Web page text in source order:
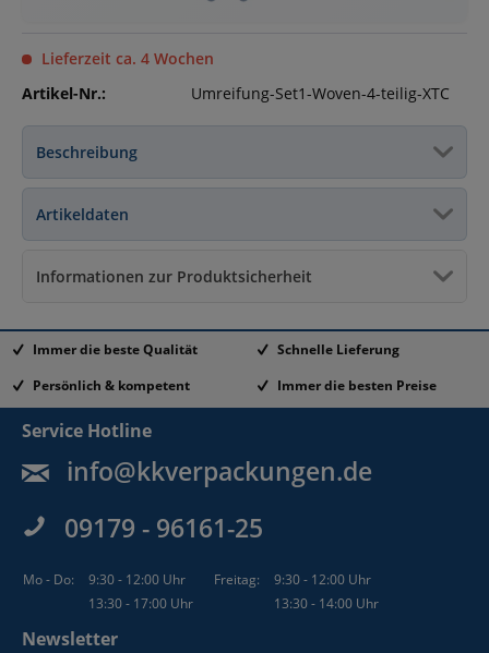
Lieferzeit ca. 4 Wochen
Artikel-Nr.:
Umreifung-Set1-Woven-4-teilig-XTC
Beschreibung
Artikeldaten
Informationen zur Produktsicherheit
Immer die beste Qualität
Schnelle Lieferung
Persönlich & kompetent
Immer die besten Preise
Service Hotline
info@kkverpackungen.de
09179 - 96161-25
Mo - Do: 9:30 - 12:00 Uhr Freitag:
9:30 - 12:00 Uhr
13:30 - 17:00 Uhr
13:30 - 14:00 Uhr
Newsletter